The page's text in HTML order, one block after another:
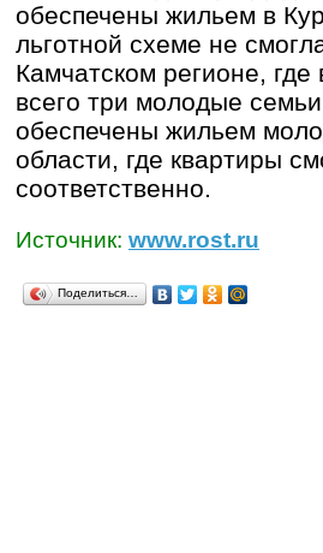
обеспечены жильем в
льготной схеме не
Камчатском регионе,
всего три молодые
обеспечены жильем
области, где квартиры
соответственно.
Источник: www.rost.ru
Поделиться…